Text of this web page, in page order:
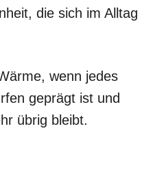
die sich im Alltag
wenn jedes
geprägt ist und
übrig bleibt.